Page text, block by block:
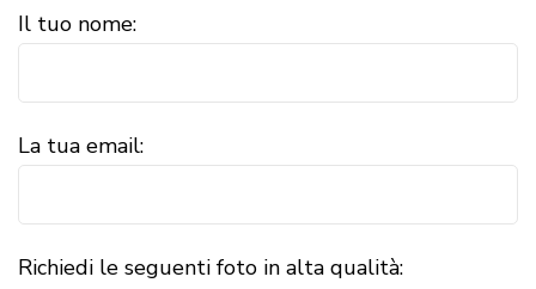
Il tuo nome:
La tua email:
Richiedi le seguenti foto in alta qualità: